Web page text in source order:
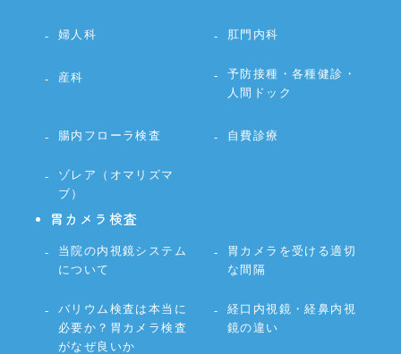
婦人科 肛門内科
産科
予防接種・各種健診・
人間ドック
腸内フローラ検査 自費診療
ゾレア（オマリズマ
ブ）
胃カメラ検査
当院の内視鏡システム
について
胃カメラを受ける適切
な間隔
バリウム検査は本当に
必要か？胃カメラ検査
がなぜ良いか
経口内視鏡・経鼻内視
鏡の違い